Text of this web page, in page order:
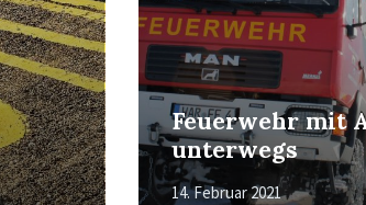
Feuerwehr mit
unterwegs
14. Februar 2021